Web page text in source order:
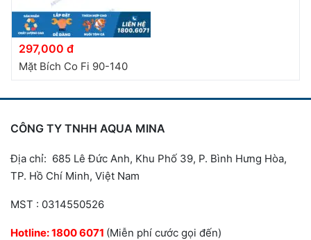
297,000 đ
Mặt Bích Co Fi 90-140
CÔNG TY TNHH AQUA MINA
Địa chỉ: 685 Lê Đức Anh, Khu Phố 39, P. Bình Hưng Hòa,
TP. Hồ Chí Minh, Việt Nam
MST : 0314550526
Hotline:1800 6071 (Miễn phí cước gọi đến)